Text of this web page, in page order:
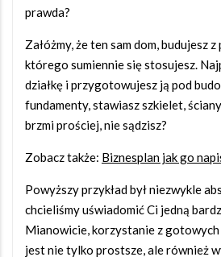
prawda?
Załóżmy, że ten sam dom, budujesz
którego sumiennie się stosujesz.
działkę i przygotowujesz ją pod
fundamenty, stawiasz szkielet,
brzmi prościej, nie sądzisz?
Zobacz także: Biznesplan jak go
Powyższy przykład był niezwykle
chcieliśmy uświadomić Ci jedną
Mianowicie, korzystanie z
jest nie tylko prostsze, ale również